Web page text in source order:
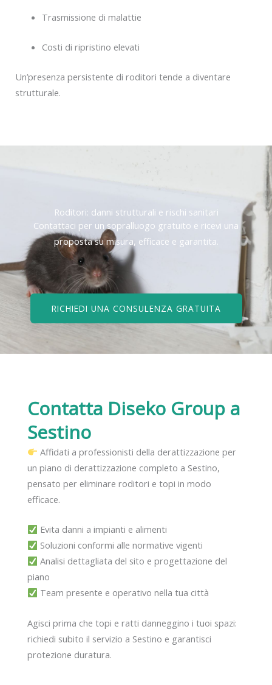
Trasmissione di malattie
Costi di ripristino elevati
Un’presenza persistente di roditori tende a diventare
strutturale.
Roditori: danni strutturali e rischi sanitari
Contattaci per un sopralluogo gratuito e ricevi una
proposta su misura, efficace e garantita.
RICHIEDI UNA CONSULENZA GRATUITA
Contatta Diseko Group a
Sestino
Affidati a professionisti della derattizzazione per
un piano di derattizzazione completo a Sestino,
pensato per eliminare roditori e topi in modo
efficace.
Evita danni a impianti e alimenti
Soluzioni conformi alle normative vigenti
Analisi dettagliata del sito e progettazione del
piano
Team presente e operativo nella tua città
Agisci prima che topi e ratti danneggino i tuoi spazi:
richiedi subito il servizio a Sestino e garantisci
protezione duratura.